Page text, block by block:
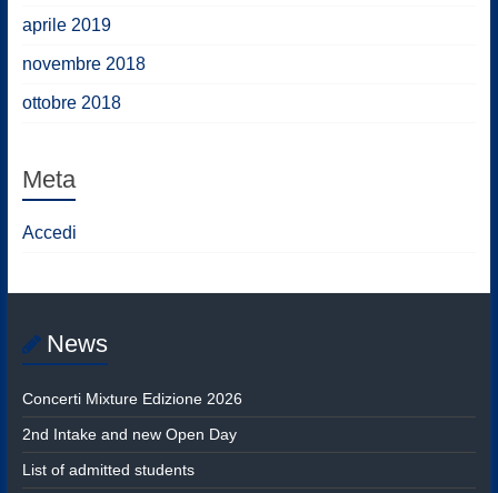
aprile 2019
novembre 2018
ottobre 2018
Meta
Accedi
News
Concerti Mixture Edizione 2026
2nd Intake and new Open Day
List of admitted students